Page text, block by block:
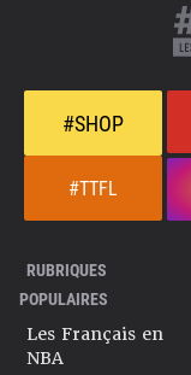
#SHOP
#TTFL
RUBRIQUES
POPULAIRES
Les Français en
NBA